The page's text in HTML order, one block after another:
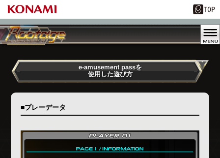
e-amusement passを
使用した遊び方
■プレーデータ